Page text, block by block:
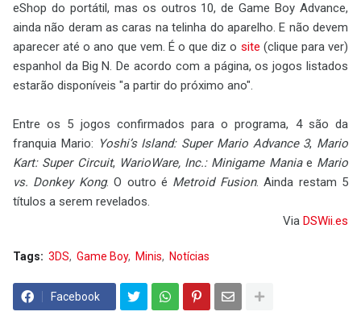
eShop do portátil, mas os outros 10, de Game Boy Advance,
ainda não deram as caras na telinha do aparelho. E não devem
aparecer até o ano que vem. É o que diz o site (clique para ver)
espanhol da Big N. De acordo com a página, os jogos listados
estarão disponíveis "a partir do próximo ano".
Entre os 5 jogos confirmados para o programa, 4 são da
franquia Mario: Yoshi’s Island: Super Mario Advance 3, Mario
Kart: Super Circuit, WarioWare, Inc.: Minigame Mania e Mario
vs. Donkey Kong. O outro é Metroid Fusion. Ainda restam 5
títulos a serem revelados.
Via DSWii.es
Tags: 3DS Game Boy Minis Notícias
Facebook